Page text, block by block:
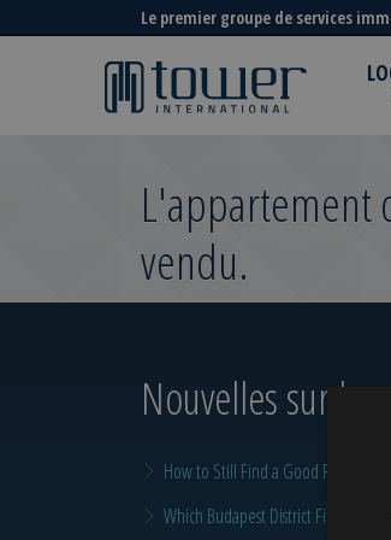
Le premier groupe de services
L'appartement
vendu.
Nouvelles sur le
How to Still Find a Good Rental in
Which Budapest District Fits Which